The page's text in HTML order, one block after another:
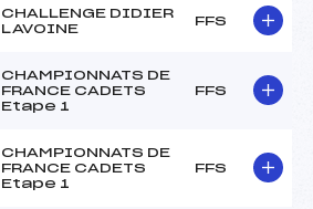
CHALLENGE DIDIER
LAVOINE
FFS
CHAMPIONNATS DE
FRANCE CADETS
Etape 1
FFS
CHAMPIONNATS DE
FRANCE CADETS
Etape 1
FFS